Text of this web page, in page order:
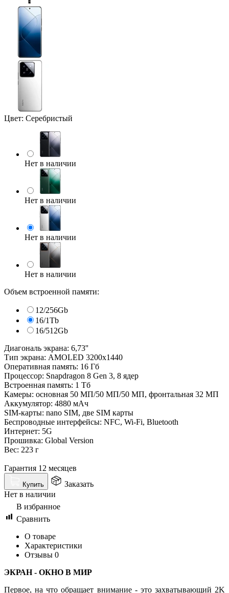
Цвет: Серебристый
Нет в наличии
Нет в наличии
Нет в наличии
Нет в наличии
Объем встроенной памяти:
12/256Gb
16/1Tb
16/512Gb
Диагональ экрана: 6,73''
Тип экрана: AMOLED 3200x1440
Оперативная память: 16 Гб
Процессор: Snapdragon 8 Gen 3, 8 ядер
Встроенная память: 1 Тб
Камеры: основная 50 МП/50 МП/50 МП, фронтальная 32 МП
Аккумулятор: 4880 мАч
SIM-карты: nano SIM, две SIM карты
Беспроводные интерфейсы: NFC, Wi-Fi, Bluetooth
Интернет: 5G
Прошивка: Global Version
Вес: 223 г
Гарантия 12 месяцев
Купить
Заказать
Нет в наличии
В избранное
Сравнить
О товаре
Характеристики
Отзывы 0
ЭКРАН - ОКНО В МИР
Первое, на что обращает внимание - это захватывающий 2K